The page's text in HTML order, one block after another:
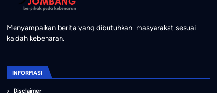
Menyampaikan berita yang dibutuhkan masyarakat sesuai
kaidah kebenaran.
INFORMASI
Disclaimer